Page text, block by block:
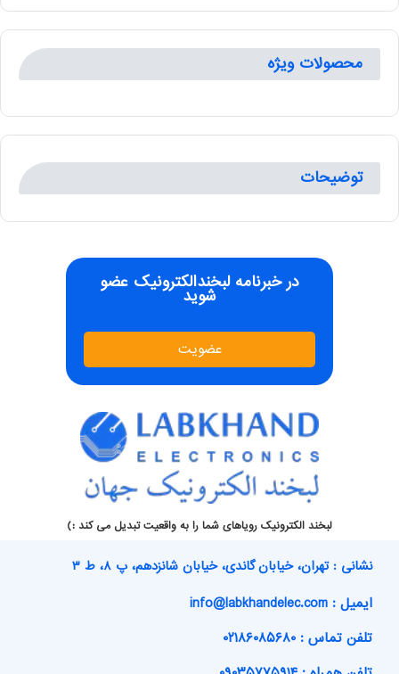
محصولات ویژه
توضیحات
در خبرنامه لبخندالکترونیک عضو
شوید
عضویت
لبخند الکترونیک رویاهای شما را به واقعیت تبدیل می کند :)
نشانی : تهران، خیابان گاندی، خیابان شانزدهم، پ ۸، ط ۳
ایمیل : info@labkhandelec.com
تلفن تماس : ۰۲۱۸۶۰۸۵۶۸۰